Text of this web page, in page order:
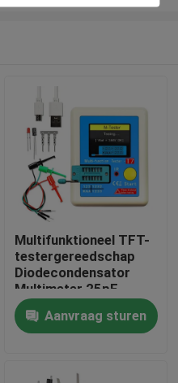
Multifunktioneel TFT-
testergereedschap
Diodecondensator
Multimeter 25pF-
100mF Bereik
Aanvraag sturen